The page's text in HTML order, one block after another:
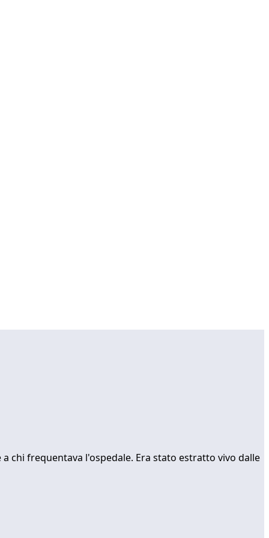
chi frequentava l'ospedale. Era stato estratto vivo dalle